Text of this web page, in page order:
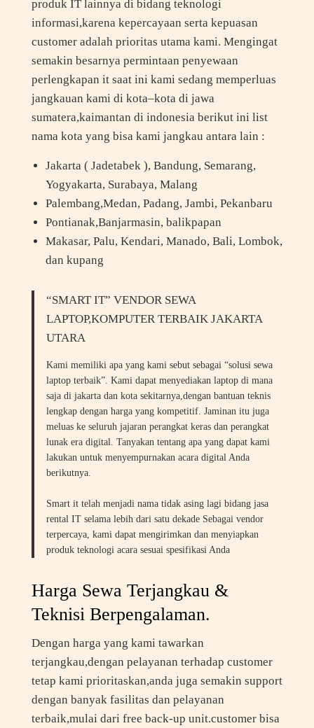
produk IT lainnya di bidang teknologi
informasi,karena kepercayaan serta kepuasan
customer adalah prioritas utama kami. Mengingat
semakin besarnya permintaan penyewaan
perlengkapan it saat ini kami sedang memperluas
jangkauan kami di kota–kota di jawa
sumatera,kaimantan di indonesia berikut ini list
nama kota yang bisa kami jangkau antara lain :
Jakarta ( Jadetabek ), Bandung, Semarang,
Yogyakarta, Surabaya, Malang
Palembang,Medan, Padang, Jambi, Pekanbaru
Pontianak,Banjarmasin, balikpapan
Makasar, Palu, Kendari, Manado, Bali, Lombok,
dan kupang
“SMART IT” VENDOR SEWA
LAPTOP,KOMPUTER TERBAIK JAKARTA
UTARA
Kami memiliki apa yang kami sebut sebagai “solusi sewa
laptop terbaik”. Kami dapat menyediakan laptop di mana
saja di jakarta dan kota sekitarnya,dengan bantuan teknis
lengkap dengan harga yang kompetitif. Jaminan itu juga
meluas ke seluruh jajaran perangkat keras dan perangkat
lunak era digital. Tanyakan tentang apa yang dapat kami
lakukan untuk menyempurnakan acara digital Anda
berikutnya.
Smart it telah menjadi nama tidak asing lagi bidang jasa
rental IT selama lebih dari satu dekade Sebagai vendor
terpercaya, kami dapat mengirimkan dan menyiapkan
produk teknologi acara sesuai spesifikasi Anda
Harga Sewa Terjangkau &
Teknisi Berpengalaman.
Dengan harga yang kami tawarkan
terjangkau,dengan pelayanan terhadap customer
tetap kami prioritaskan,anda juga semakin support
dengan banyak fasilitas dan pelayanan
terbaik,mulai dari free back-up unit.customer bisa